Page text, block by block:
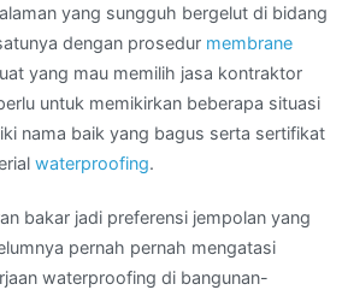
yang sungguh bergelut di bidang
dengan prosedur membrane
yang mau memilih jasa kontraktor
untuk memikirkan beberapa situasi
nama baik yang bagus serta sertifikat
waterproofing.
bakar jadi preferensi jempolan yang
pernah pernah mengatasi
waterproofing di bangunan-